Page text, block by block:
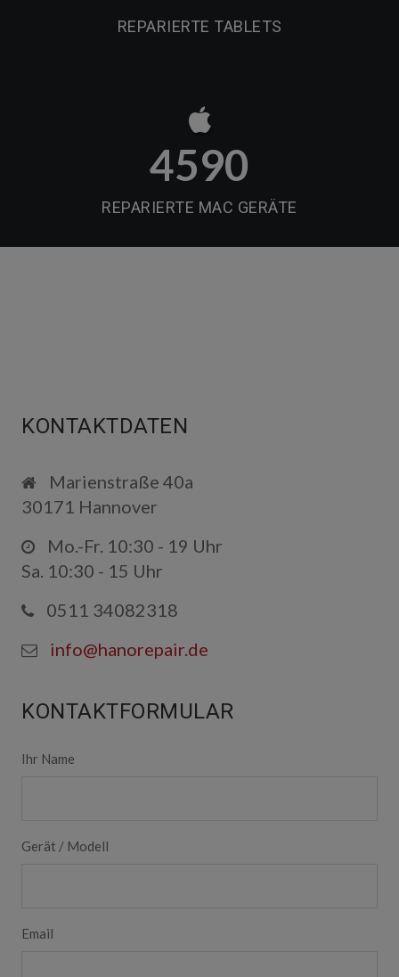
REPARIERTE TABLETS
4590
REPARIERTE MAC GERÄTE
KONTAKT
KONTAKTDATEN
Marienstraße 40a
30171 Hannover
Mo.-Fr. 10:30 - 19 Uhr
Sa. 10:30 - 15 Uhr
0511 34082318
info@hanorepair.de
KONTAKTFORMULAR
Ihr Name
Gerät / Modell
Email